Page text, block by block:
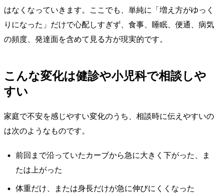
はなくなっていきます。ここでも、単純に「増え方がゆっく
りになった」だけで心配しすぎず、食事、睡眠、便通、病気
の頻度、発達面を含めて見る方が現実的です。
こんな変化は健診や小児科で相談しや
すい
家庭で不安を感じやすい変化のうち、相談時に伝えやすいの
は次のようなものです。
前回まで沿っていたカーブから急に大きく下がった、ま
たは上がった
体重だけ、または身長だけが急に伸びにくくなった